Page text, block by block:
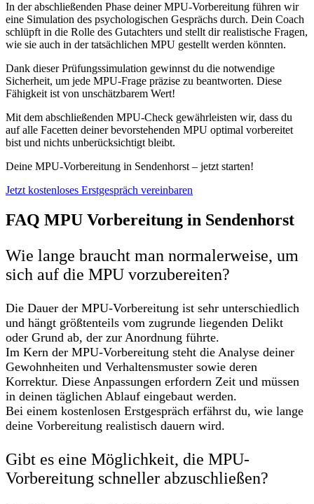
In der abschließenden Phase deiner MPU-Vorbereitung führen wir
eine Simulation des psychologischen Gesprächs durch. Dein Coach
schlüpft in die Rolle des Gutachters und stellt dir realistische Fragen,
wie sie auch in der tatsächlichen MPU gestellt werden könnten.
Dank dieser Prüfungssimulation gewinnst du die notwendige
Sicherheit, um jede MPU-Frage präzise zu beantworten. Diese
Fähigkeit ist von unschätzbarem Wert!
Mit dem abschließenden MPU-Check gewährleisten wir, dass du
auf alle Facetten deiner bevorstehenden MPU optimal vorbereitet
bist und nichts unberücksichtigt bleibt.
Deine MPU-Vorbereitung in Sendenhorst – jetzt starten!
Jetzt kostenloses Erstgespräch vereinbaren
FAQ MPU Vorbereitung in Sendenhorst
Wie lange braucht man normalerweise, um
sich auf die MPU vorzubereiten?
Die Dauer der MPU-Vorbereitung ist sehr unterschiedlich
und hängt größtenteils vom zugrunde liegenden Delikt
oder Grund ab, der zur Anordnung führte.
Im Kern der MPU-Vorbereitung steht die Analyse deiner
Gewohnheiten und Verhaltensmuster sowie deren
Korrektur. Diese Anpassungen erfordern Zeit und müssen
in deinen täglichen Ablauf eingebaut werden.
Bei einem kostenlosen Erstgespräch erfährst du, wie lange
deine Vorbereitung realistisch dauern wird.
Gibt es eine Möglichkeit, die MPU-
Vorbereitung schneller abzuschließen?